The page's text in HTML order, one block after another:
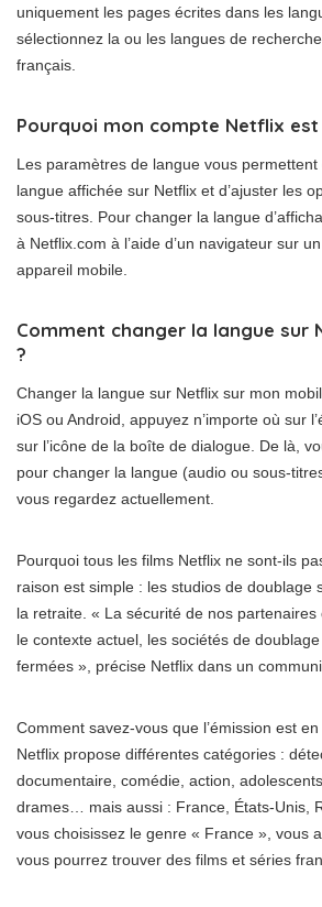
uniquement les pages écrites dans les
sélectionnez la ou les langues de
français.
Pourquoi mon compte Netflix
Les paramètres de langue vous
langue affichée sur Netflix et d’ajuster les
sous-titres. Pour changer la langue
à Netflix.com à l’aide d’un navigateur sur
appareil mobile.
Comment changer la langue sur
?
Changer la langue sur Netflix sur mon
iOS ou Android, appuyez n’importe où sur
sur l’icône de la boîte de dialogue. De là,
pour changer la langue (audio ou sous-
vous regardez actuellement.
Pourquoi tous les films Netflix ne sont-ils
raison est simple : les studios de doublage
la retraite. « La sécurité de nos
le contexte actuel, les sociétés de
fermées », précise Netflix dans un
Comment savez-vous que l’émission est
Netflix propose différentes catégories :
documentaire, comédie, action,
drames… mais aussi : France, États-Unis,
vous choisissez le genre « France », vous
vous pourrez trouver des films et séries